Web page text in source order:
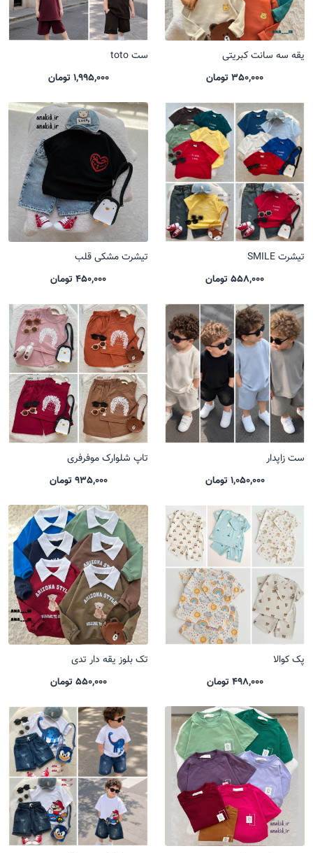
یقه سه سانت کبریتی
350,000 تومان
ست toto
1,995,000 تومان
تیشرت SMILE
558,000 تومان
تیشرت مشکی قلب
450,000 تومان
ست زاپدار
1,050,000 تومان
تاپ شلوارک موفرفری
935,000 تومان
پک کوالا
498,000 تومان
تک بلوز یقه دار تدی
550,000 تومان